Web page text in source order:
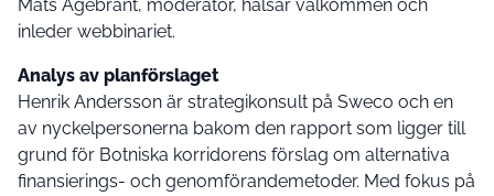
Mats Ågebrant, moderator, hälsar välkommen och
inleder webbinariet.
Analys av planförslaget
Henrik Andersson är strategikonsult på Sweco och en
av nyckelpersonerna bakom den rapport som ligger till
grund för Botniska korridorens förslag om alternativa
finansierings- och genomförandemetoder. Med fokus på